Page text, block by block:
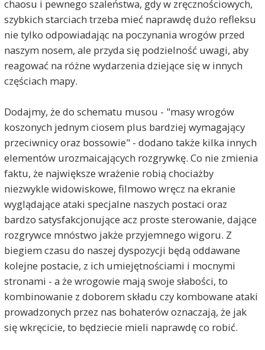
chaosu i pewnego szaleństwa, gdy w zręcznościowych,
szybkich starciach trzeba mieć naprawdę dużo refleksu
nie tylko odpowiadając na poczynania wrogów przed
naszym nosem, ale przyda się podzielność uwagi, aby
reagować na różne wydarzenia dziejące się w innych
częściach mapy.
Dodajmy, że do schematu musou - "masy wrogów
koszonych jednym ciosem plus bardziej wymagający
przeciwnicy oraz bossowie" - dodano także kilka innych
elementów urozmaicających rozgrywkę. Co nie zmienia
faktu, że największe wrażenie robią chociażby
niezwykle widowiskowe, filmowo wręcz na ekranie
wyglądające ataki specjalne naszych postaci oraz
bardzo satysfakcjonujące acz proste sterowanie, dające
rozgrywce mnóstwo jakże przyjemnego wigoru. Z
biegiem czasu do naszej dyspozycji będą oddawane
kolejne postacie, z ich umiejętnościami i mocnymi
stronami - a że wrogowie mają swoje słabości, to
kombinowanie z doborem składu czy kombowane ataki
prowadzonych przez nas bohaterów oznaczają, że jak
się wkręcicie, to będziecie mieli naprawdę co robić.